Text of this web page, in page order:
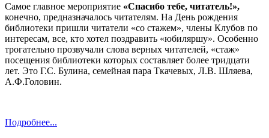
Самое главное мероприятие «Спасибо тебе, читатель!»,
конечно, предназначалось читателям. На День рождения
библиотеки пришли читатели «со стажем», члены Клубов по
интересам, все, кто хотел поздравить «юбиляршу». Особенно
трогательно прозвучали слова верных читателей, «стаж»
посещения библиотеки которых составляет более тридцати
лет. Это Г.С. Булина, семейная пара Ткачевых, Л.В. Шляева,
А.Ф.Головин.
Подробнее...